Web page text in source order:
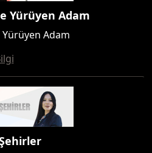
Yürüyen Adam
Yürüyen Adam